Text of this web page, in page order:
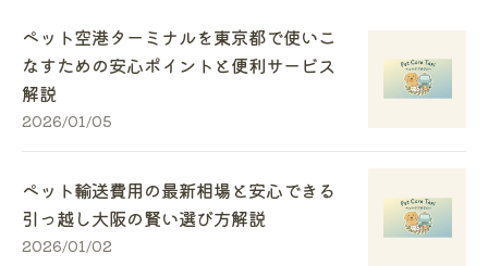
ペット空港ターミナルを東京都で使いこ
なすための安心ポイントと便利サービス
解説
2026/01/05
ペット輸送費用の最新相場と安心できる
引っ越し大阪の賢い選び方解説
2026/01/02